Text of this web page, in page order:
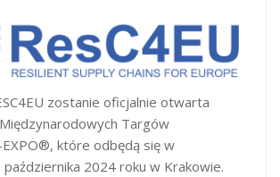
zostanie oficjalnie otwarta
Targów
które odbędą się w
2024 roku w Krakowie.